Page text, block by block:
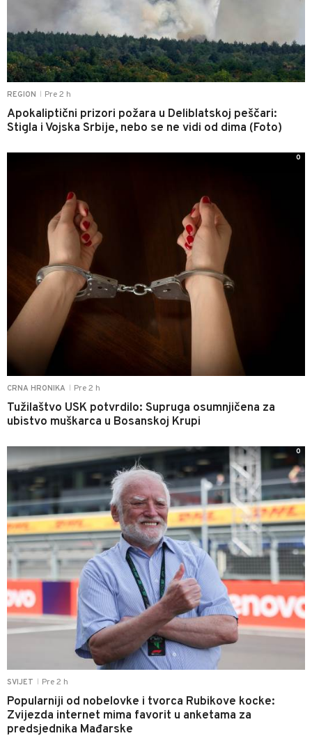
REGION Pre 2 h
Apokaliptični prizori požara u Deliblatskoj peščari:
Stigla i Vojska Srbije, nebo se ne vidi od dima (Foto)
CRNA HRONIKA Pre 2 h
Tužilaštvo USK potvrdilo: Supruga osumnjičena za
ubistvo muškarca u Bosanskoj Krupi
0
SVIJET Pre 2 h
Popularniji od nobelovke i tvorca Rubikove kocke:
Zvijezda internet mima favorit u anketama za
predsjednika Mađarske
0